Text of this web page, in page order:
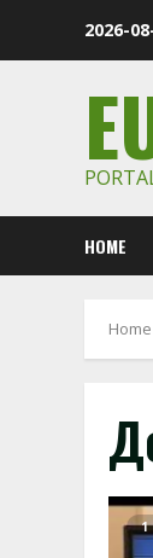
2026-
HOME
Home
1